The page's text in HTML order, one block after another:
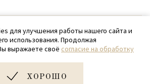
© 2020 - 2026 SamPack
7 (918) 699-97-87
zakaz@sampack.store
для улучшения работы нашего сайта и
использования. Продолжая
выражаете своё согласие на обработку
ХОРОШО